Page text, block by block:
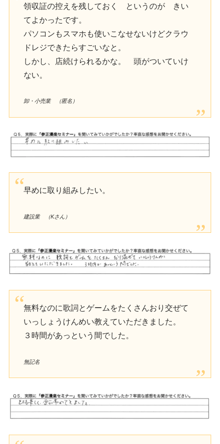
領収証の控えを残しておく というのが きい
てよかったです。
パソコンもスマホも使いこなせないけどクラウ
ドレジできたらすごいなと。
しかし、店続けられるかな。 頭がついていけ
ない。
卸・小売業 （匿名）
早めに取り組みしたい。
建設業 （Kさん）
無料なのに歌詞とゲームをたくさんおり交ぜて
いっしょうけんめい教えていただきました。
３時間があっという間でした。
無記名